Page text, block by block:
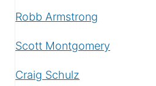
Robb Armstrong
Scott Montgomery
Craig Schulz